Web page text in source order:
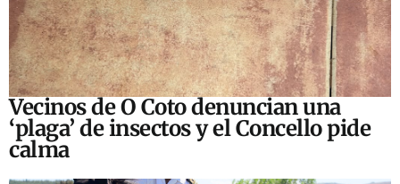
Vecinos de O Coto denuncian una
‘plaga’ de insectos y el Concello pide
calma